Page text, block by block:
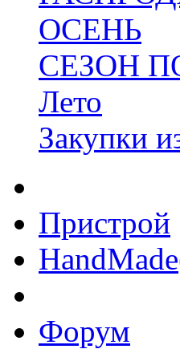
ОСЕНЬ
СЕЗОН
Лето
Закупки
Пристрой
Форум